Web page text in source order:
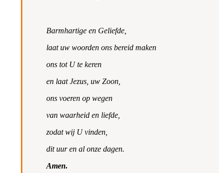
Barmhartige en Geliefde,
laat uw woorden ons bereid maken
ons tot U te keren
en laat Jezus, uw Zoon,
ons voeren op wegen
van waarheid en liefde,
zodat wij U vinden,
dit uur en al onze dagen.
Amen.